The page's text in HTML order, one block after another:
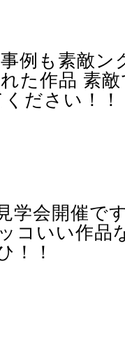
例も素敵ン
た作品 素敵
ださい！！
学会開催で
コいい作品
！！